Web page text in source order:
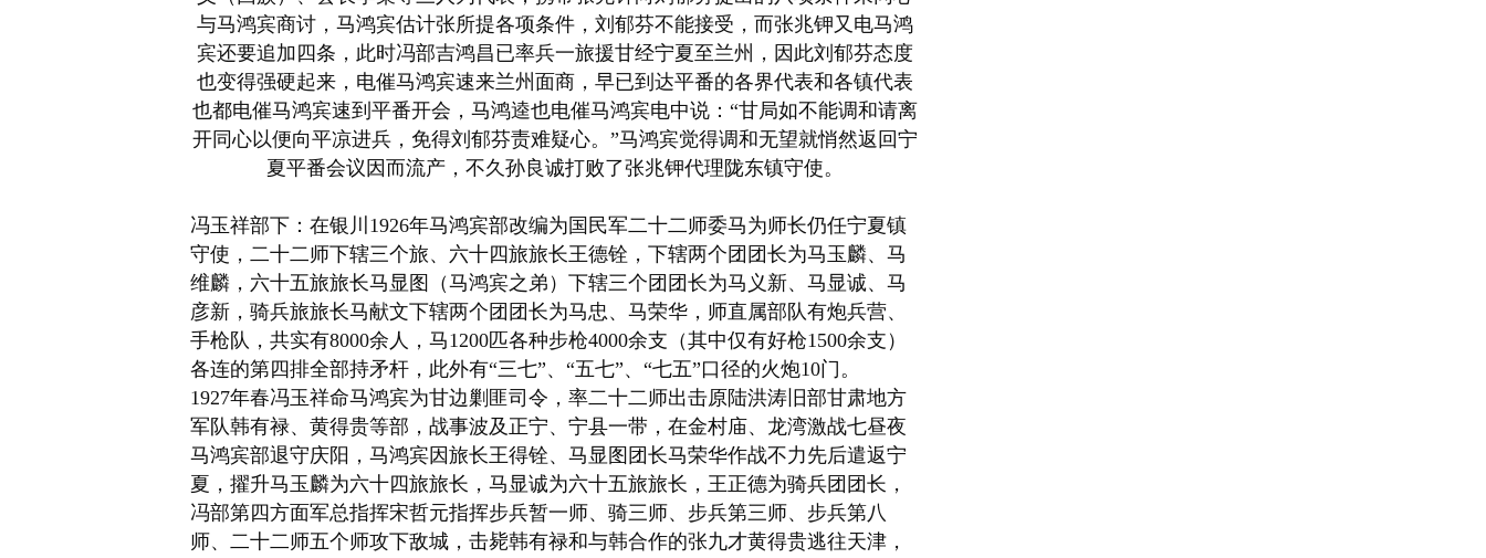
与马鸿宾商讨，马鸿宾估计张所提各项条件，刘郁芬不能接受，而张兆钾又电马鸿
宾还要追加四条，此时冯部吉鸿昌已率兵一旅援甘经宁夏至兰州，因此刘郁芬态度
也变得强硬起来，电催马鸿宾速来兰州面商，早已到达平番的各界代表和各镇代表
也都电催马鸿宾速到平番开会，马鸿逵也电催马鸿宾电中说：“甘局如不能调和请离
开同心以便向平凉进兵，免得刘郁芬责难疑心。”马鸿宾觉得调和无望就悄然返回宁
夏平番会议因而流产，不久孙良诚打败了张兆钾代理陇东镇守使。
冯玉祥部下：在银川1926年马鸿宾部改编为 国民军二十二师委马为师长仍任宁夏镇
守使，二十二师下辖三个旅、六十四旅旅长王德铨，下辖两个团团长为马玉麟、马
维麟，六十五旅旅长马显图（马鸿宾之弟）下辖三个团团长为马义新、马显诚、马
彦新，骑兵旅旅长马献文下辖两个团团长为马忠、 马荣华 ，师直属部队有炮兵营、
手枪队 ，共实有8000余人，马1200匹各种步枪4000余支（其中仅有好枪1500余支）
各连的第四排全部持矛杆，此外有“三七”、“五七”、“七五”口径的火炮10门。
1927年春冯玉祥命马鸿宾为甘边剿匪司令，率二十二师出击原 陆洪涛 旧部甘肃地方
军队韩有禄、黄得贵等部，战事波及正宁、宁县一带，在金村庙、龙湾激战七昼夜
马鸿宾部退守庆阳，马鸿宾因旅长王得铨、马显图团长马荣华作战不力先后遣返宁
夏，擢升马玉麟为六十四旅旅长，马显诚为六十五旅旅长， 王正德为骑兵团 团长，
冯部第四方面军总指挥宋哲元指挥步兵暂一师、骑三师、步兵第三师、步兵第八
师、二十二师五个师攻下敌城，击毙韩有禄和与韩合作的张九才黄得贵逃往天津，